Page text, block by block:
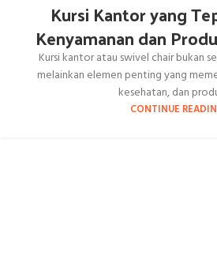
Kursi Kantor yang
Kenyamanan dan
Kursi kantor atau swivel chair bukan
melainkan elemen penting yang
kesehatan, dan
CONTINUE